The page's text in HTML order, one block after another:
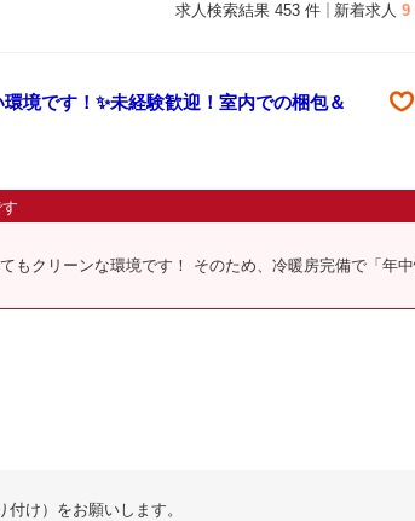
求人検索結果 453 件 新着求人 9
境です！✨未経験歓迎！室内での梱包＆
もクリーンな環境です！ そのため、冷暖房完備で「年
け）をお願いします。